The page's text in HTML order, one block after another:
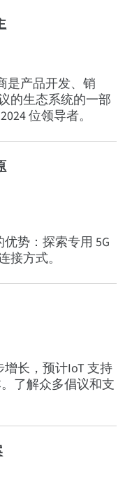
是产品开发、销
的生态系统的一部
位领导者。
势：探索专用 5G
接方式。
长，预计IoT 支持
了解众多倡议和支